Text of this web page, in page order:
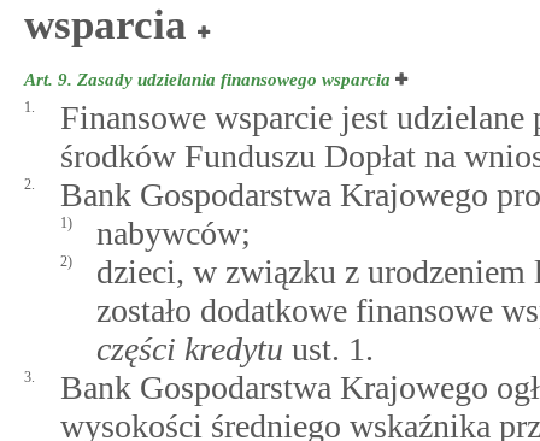
wsparcia
Art. 9. Zasady udzielania finansowego wsparcia
1.
Finansowe wsparcie jest
środków Funduszu Dopłat na
2. Bank Gospodarstwa Krajowego
1) nabywców;
2)
dzieci, w związku z
zostało dodatkowe finansowe
części kredytu ust. 1.
3.
Bank Gospodarstwa Krajowego
wysokości średniego wskaźnika